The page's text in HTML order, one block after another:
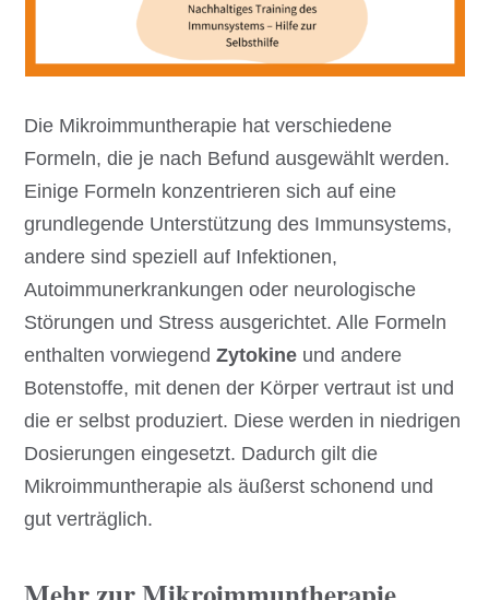
Die Mikroimmuntherapie hat verschiedene
Formeln, die je nach Befund ausgewählt werden.
Einige Formeln konzentrieren sich auf eine
grundlegende Unterstützung des Immunsystems,
andere sind speziell auf Infektionen,
Autoimmunerkrankungen oder neurologische
Störungen und Stress ausgerichtet. Alle Formeln
enthalten vorwiegendZytokine und andere
Botenstoffe, mit denen der Körper vertraut ist und
die er selbst produziert. Diese werden in niedrigen
Dosierungen eingesetzt. Dadurch gilt die
Mikroimmuntherapie als äußerst schonend und
gut verträglich.